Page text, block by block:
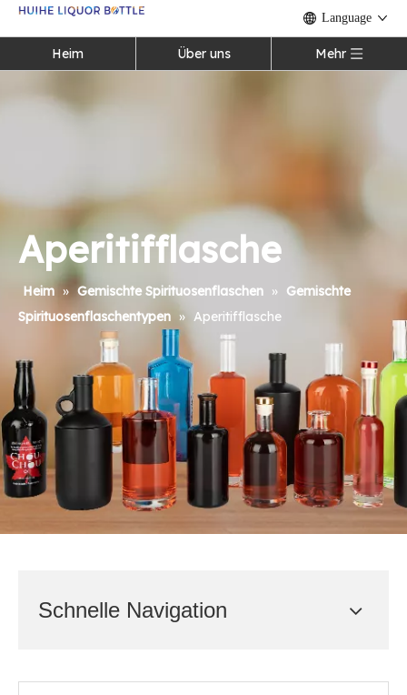
Language
Heim Über uns Mehr
Aperitifflasche
Heim » Gemischte Spirituosenflaschen »
Gemischte
Spirituosenflaschentypen » Aperitifflasche
Schnelle Navigation